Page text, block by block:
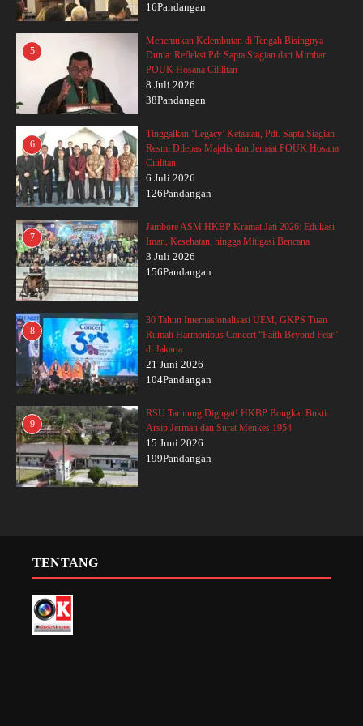
16Pandangan
5
Menemukan Kelembutan di Tengah Bisingnya
Dunia: Refleksi Pdt Sapta Siagian dari Mimbar
POUK Hosana Cililitan
8 Juli 2026
38Pandangan
6
Tinggalkan ‘Legacy’ Ketaatan, Pdt. Sapta Siagian
Resmi Dilepas Majelis dan Jemaat POUK Hosana
Cililitan
6 Juli 2026
126Pandangan
7
Jambore ASM HKBP Kramat Jati 2026: Edukasi
Iman, Kesehatan, hingga Mitigasi Bencana
3 Juli 2026
156Pandangan
8
30 Tahun Internasionalisasi UEM, GKPS Tuan
Rumah Harmonious Concert “Faith Beyond Fear”
di Jakarta
21 Juni 2026
104Pandangan
9
RSU Tarutung Digugat! HKBP Bongkar Bukti
Arsip Jerman dan Surat Menkes 1954
15 Juni 2026
199Pandangan
TENTANG